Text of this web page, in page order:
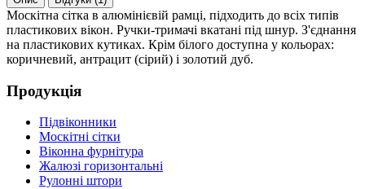
Москітна сітка в алюмінієвій рамці, підходить до всіх типів
пластикових вікон. Ручки-тримачі вкатані під шнур. З'єднання
на пластикових кутиках. Крім білого доступна у кольорах:
коричневий, антрацит (сірий) і золотий дуб.
Продукція
Підвіконники
Москітні сітки
Віконна фурнітура
Жалюзі горизонтальні
Рулонні штори